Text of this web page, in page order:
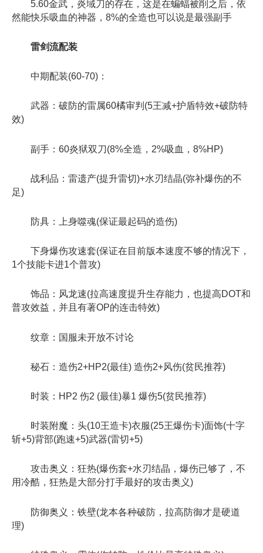
5.60金武，炎域刀的存在，这是在蝙蝠被削之后，依
然能快乐吸血的神器，8%的全造也可以说是最强副手
雷剑流配装
中期配装(60-70)：
武器：破防的雷属60橘审判(5王减+护盾特效+破防特
效)
副手：60炎狱双刀(8%全造，2%吸血，8%HP)
战利品：雷遗产(提升雷切)+水刃结晶(弥补爆伤的不
足)
防具：上身噬魂(保证最起码的造伤)
下身爆伤攻速套(保证在目前版本速度不够的情况下，
1个技能卡进1个普攻)
饰品：风龙速(拉高速度提升生存能力，也提高DOT和
普攻效益，并且有著OP的连击特效)
纹章：国服未开放不讨论
秘石：造伤2+HP2(最佳) 造伤2+风伤(贫民推荐)
时装：HP2 伤2 (最佳)暴1 爆伤5(贫民推荐)
时装附魔：头(10王造卡)衣服(25王爆伤卡)面饰(十字
斩+5)背部(跑速+5)武器(雷切+5)
攻击奥义：狂热(爆伤套+水刃结晶，爆伤已够了，不
用冷酷，狂热是大部分打手最好的攻击奥义)
防御奥义：铁壁(龙本各种破防，拉高防御才是硬道
理)